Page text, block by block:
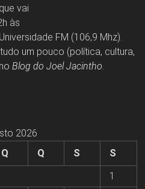
vai
às
FM (106,9 Mhz).
um pouco (política, cultura,
Blog do Joel Jacintho.
2026
Q Q S
S
1